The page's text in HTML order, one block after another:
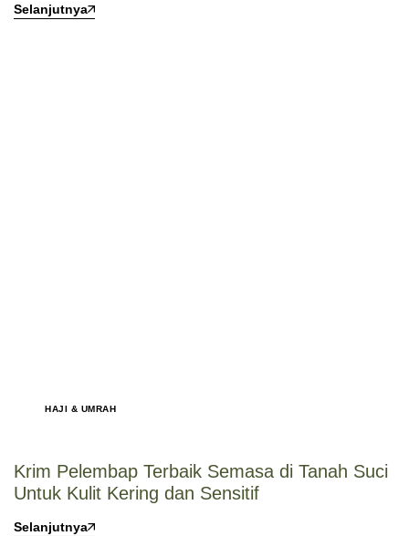
Selanjutnya
HAJI & UMRAH
Krim Pelembap Terbaik Semasa di Tanah Suci
Untuk Kulit Kering dan Sensitif
Selanjutnya